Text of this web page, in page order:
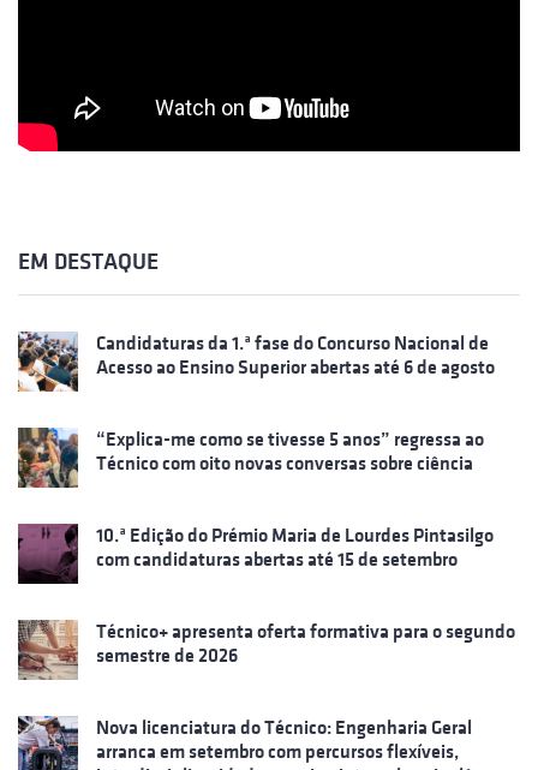
EM DESTAQUE
Candidaturas da 1.ª fase do Concurso Nacional de
Acesso ao Ensino Superior abertas até 6 de agosto
“Explica-me como se tivesse 5 anos” regressa ao
Técnico com oito novas conversas sobre ciência
10.ª Edição do Prémio Maria de Lourdes Pintasilgo
com candidaturas abertas até 15 de setembro
Técnico+ apresenta oferta formativa para o segundo
semestre de 2026
Nova licenciatura do Técnico: Engenharia Geral
arranca em setembro com percursos flexíveis,